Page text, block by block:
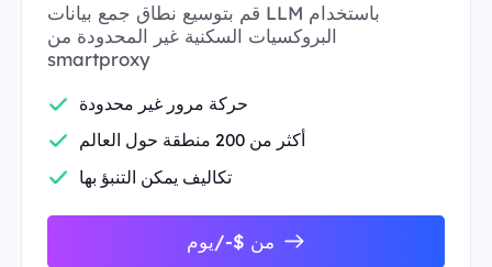
قم بتوسيع نطاق جمع بيانات LLM باستخدام
البروكسيات السكنية غير المحدودة من
smartproxy
حركة مرور غير محدودة
أكثر من 200 منطقة حول العالم
تكاليف يمكن التنبؤ بها
من $-/يوم